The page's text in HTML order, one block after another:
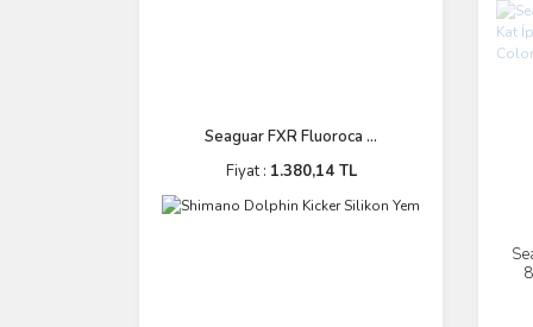
Seaguar FXR Fluoroca ...
Fiyat : 1.380,14 TL